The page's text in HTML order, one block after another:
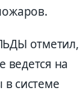
отметил,
ведется на
системе